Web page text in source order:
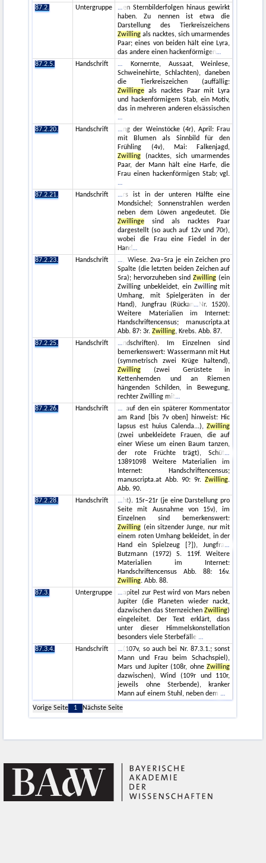
87.2.
Untergruppe
en Sternbilderfolgen hinaus gewirkt
haben. Zu nennen ist etwa die
Darstellung des Tierkreiszeichens
Zwilling als nacktes, sich umarmendes
Paar; eines von beiden hält eine Lyra,
das andere einen hackenförmigen
87.2.5.
Handschrift
Kornernte, Aussaat, Weinlese,
Schweinehirte, Schlachten), daneben
die Tierkreiszeichen (auffällig:
Zwillinge als nacktes Paar mit Lyra
und hackenförmigem Stab, ein Motiv,
das in mehreren anderen elsässischen
87.2.20. Handschrift
ng der Weinstöcke (4r), April: Frau
mit Blumen als Sinnbild für den
Frühling (4v), Mai: Falkenjagd,
Zwilling (nacktes, sich umarmendes
Paar, der Mann hält eine Harfe, die
Frau einen hackenförmigen Stab; vgl.
87.2.21. Handschrift
rs ist in der unteren Hälfte eine
Mondsichel; Sonnenstrahlen werden
neben dem Löwen angedeutet. Die
Zwillinge sind als nacktes Paar
dargestellt (so auch auf 12v und 70r),
wobei die Frau eine Fiedel in der
Hand
87.2.23.
Handschrift
, Wiese. 2va–5ra je ein Zeichen pro
Spalte (die letzten beiden Zeichen auf
5ra); hervorzuheben sindZwilling (ein
Zwilling unbekleidet, ein Zwilling mit
Umhang, mit Spielgeräten in der
Hand), Jungfrau (Rückan
Nr. 1520).
Weitere Materialien im Internet:
Handschriftencensus; manuscripta.at
Abb. 87: 3r.Zwilling, Krebs. Abb. 87.
87.2.25.
Handschrift
ndschriften). Im Einzelnen sind
bemerkenswert: Wassermann mit Hut
(symmetrisch zwei Krüge haltend),
Zwilling (zwei Gerüstete in
Kettenhemden und an Riemen
hängenden Schilden, in Bewegung,
rechter Zwilling mit
87.2.26.
Handschrift
auf den ein späterer Kommentator
am Rand [bis 7v oben] hinweist: Hic
lapsus est huius Calenda...),Zwilling
(zwei unbekleidete Frauen, die auf
einer Wiese um einen Baum tanzen,
der rote Früchte trägt), Schüt
13891098 Weitere Materialien im
Internet: Handschriftencensus;
manuscripta.at Abb. 90: 9r.Zwilling.
Abb. 90.
87.2.28.
Handschrift
ht). 15r–21r (je eine Darstellung pro
Seite mit Ausnahme von 15v), im
Einzelnen sind bemerkenswert:
Zwilling (ein sitzender Junge, nur mit
einem roten Umhang bekleidet, in der
Hand ein Spielzeug [?]), Jungfra
Butzmann (1972) S. 119f. Weitere
Materialien im Internet:
Handschriftencensus Abb. 88: 16v.
Zwilling. Abb. 88.
87.3.
Untergruppe
apitel zur Pest wird von Mars neben
Jupiter (die Planeten wieder nackt,
dazwischen das SternzeichenZwilling)
eingeleitet. Der Text erklärt, dass
unter dieser Himmelskonstellation
besonders viele Sterbefälle
87.3.4.
Handschrift
(107v, so auch bei Nr. 87.3.1.; sonst
Mann und Frau beim Schachspiel),
Mars und Jupiter (108r, ohneZwilling
dazwischen), Wind (109r und 110r,
jeweils ohne Sterbende), kranker
Mann auf einem Stuhl, neben dem
Vorige Seite
1 Nächste Seite